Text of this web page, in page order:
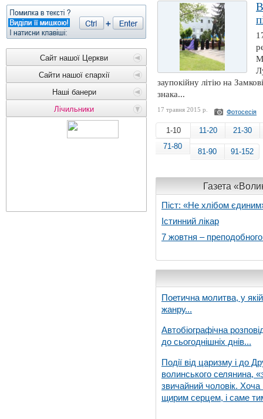
Сайт нашої Церкви
Сайти нашої єпархії
Наші банери
Лічильники
заупокійну літію на
знака...
17 травня 2015 р. Фотосесія
1-10 11-20
21-30
71-80
81-90 91-152
Газета
Піст: «Не хлібом
Істинний лікар
7 жовтня –
Поетична молитва, у
жанру...
Автобіографічна
до сьогоднішніх днів...
Події від царизму і до
волинського селянина,
звичайний чоловік. Хоча
щирим серцем, і саме